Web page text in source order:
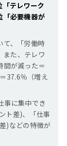
テレワーク
「必要機器が
て、「労働時
また、テレワ
間が減った＝
37.6％（増え
事に集中でき
ト差)、「仕事
)などの特徴が